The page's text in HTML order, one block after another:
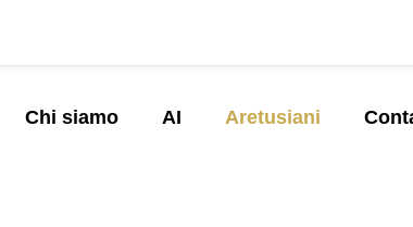
Chi siamo AI Aretusiani